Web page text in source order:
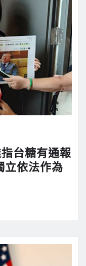
台糖有通報
立依法作為